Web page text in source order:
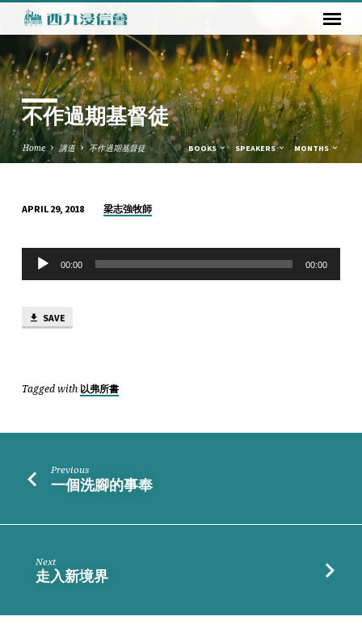
不作過期基督徒
Home 講道 不作過期基督徒 BOOKS SPEAKERS MONTHS
作
過
期
督
APRIL 29, 2018 梁志強牧師
Audio
Player
00:00 00:00
SAVE
Tagged with 以弗所書
Previous
一個洗腳的事奉
Next
走入新境界